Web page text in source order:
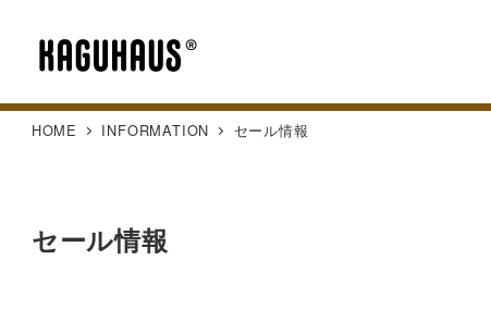
HOME INFORMATION セール情報
セール情報